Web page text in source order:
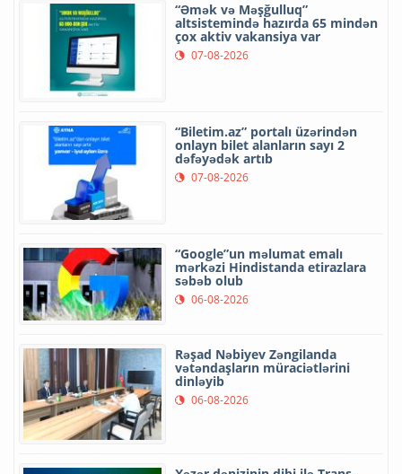
“Əmək və Məşğulluq”
altsistemində hazırda 65 mindən
çox aktiv vakansiya var
07-08-2026
“Biletim.az” portalı üzərindən
onlayn bilet alanların sayı 2
dəfəyədək artıb
07-08-2026
“Google”un məlumat emalı
mərkəzi Hindistanda etirazlara
səbəb olub
06-08-2026
Rəşad Nəbiyev Zəngilanda
vətəndaşların müraciətlərini
dinləyib
06-08-2026